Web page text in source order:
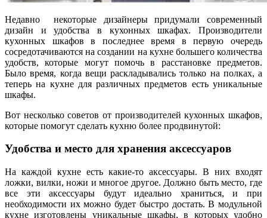
Недавно некоторые дизайнеры придумали современный
дизайн и удобства в кухонных шкафах. Производители
кухонных шкафов в последнее время в первую очередь
сосредотачиваются на создании на кухне большего количества
удобств, которые могут помочь в расстановке предметов.
Было время, когда вещи раскладывались только на полках, а
теперь на кухне для различных предметов есть уникальные
шкафы.
Вот несколько советов от производителей кухонных шкафов,
которые помогут сделать кухню более продвинутой:
Удобства и место для хранения аксессуаров
На каждой кухне есть какие-то аксессуары. В них входят
ложки, вилки, ножи и многое другое. Должно быть место, где
все эти аксессуары будут идеально храниться, и при
необходимости их можно будет быстро достать. В модульной
кухне изготовлены уникальные шкафы, в которых удобно